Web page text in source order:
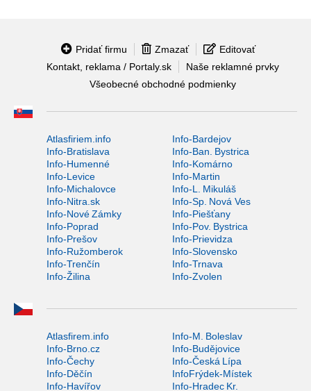
Pridať firmu Zmazať
Editovať
Kontakt, reklama / Portaly.sk
Naše reklamné prvky
Všeobecné obchodné podmienky
Atlasfiriem.info
Info-Bardejov
Info-Bratislava
Info-Ban. Bystrica
Info-Humenné
Info-Komárno
Info-Levice
Info-Martin
Info-Michalovce
Info-L. Mikuláš
Info-Nitra.sk
Info-Sp. Nová Ves
Info-Nové Zámky
Info-Piešťany
Info-Poprad
Info-Pov. Bystrica
Info-Prešov
Info-Prievidza
Info-Ružomberok
Info-Slovensko
Info-Trenčín
Info-Trnava
Info-Žilina
Info-Zvolen
Atlasfirem.info
Info-M. Boleslav
Info-Brno.cz
Info-Budějovice
Info-Čechy
Info-Česká Lípa
Info-Děčín
InfoFrýdek-Místek
Info-Havířov
Info-Hradec Kr.